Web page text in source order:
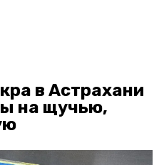
в Астрахани
на щучью,